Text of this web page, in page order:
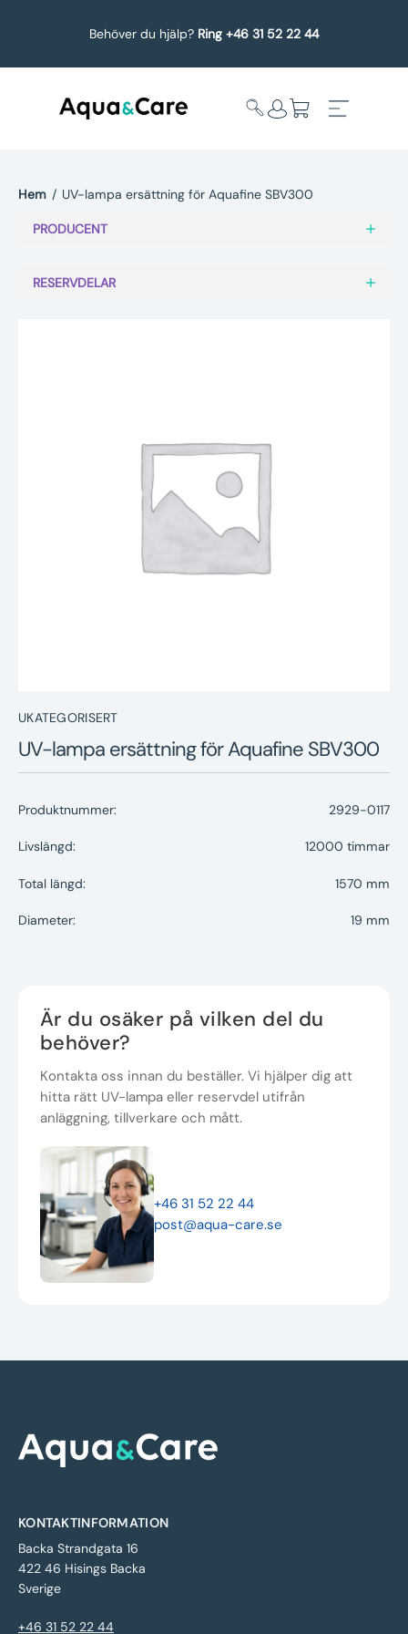
Behöver du hjälp? Ring +46 31 52 22 44
undermeny
Underhållstips
Kontakt
Hem / UV-lampa ersättning för Aquafine SBV300
PRODUCENT
RESERVDELAR
UKATEGORISERT
UV-lampa ersättning för Aquafine SBV300
Produktnummer: 2929-0117
Livslängd: 12000 timmar
Total längd: 1570 mm
Diameter: 19 mm
Är du osäker på vilken del du
behöver?
Kontakta oss innan du beställer. Vi hjälper dig att
hitta rätt UV-lampa eller reservdel utifrån
anläggning, tillverkare och mått.
+46 31 52 22 44
post@aqua-care.se
KONTAKTINFORMATION
Backa Strandgata 16
422 46 Hisings Backa
Sverige
+46 31 52 22 44